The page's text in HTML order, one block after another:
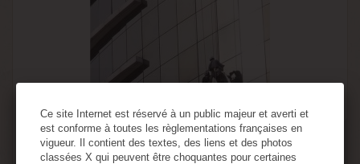
Ce site Internet est réservé à un public majeur et averti et
est conforme à toutes les règlementations françaises en
vigueur. Il contient des textes, des liens et des photos
classées X qui peuvent être choquantes pour certaines